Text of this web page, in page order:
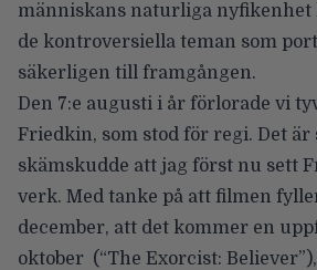
människans naturliga nyfikenhet
de kontroversiella teman som
säkerligen till framgången.
Den 7:e augusti i år förlorade vi
Friedkin, som stod för regi. Det
skämskudde att jag först nu sett
verk. Med tanke på att filmen
december, att det kommer en
oktober (“The Exorcist: